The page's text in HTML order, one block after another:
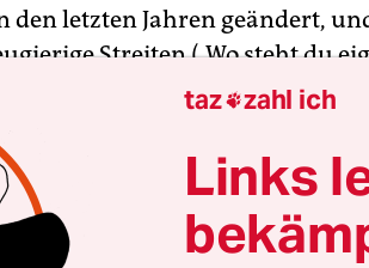
den letzten Jahren geändert,
Streiten („Wo steht du
geworden sei.
Thembi Wolf hingegen
man wie ich im Osten
sich zu positionieren.“
taz zahl ich
Links